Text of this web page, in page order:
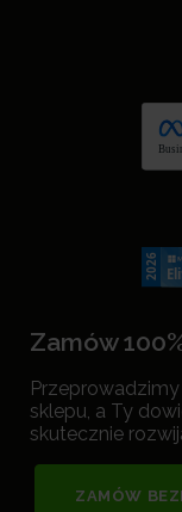
Zamów
sklepu, a Ty
skutecznie
ZAMÓW